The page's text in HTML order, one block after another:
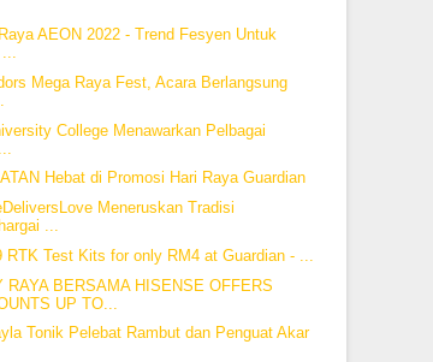
AEON 2022 - Trend Fesyen Untuk
Mega Raya Fest, Acara Berlangsung
College Menawarkan Pelbagai
Hebat di Promosi Hari Raya Guardian
Meneruskan Tradisi
...
RTK Test Kits for only RM4 at Guardian - ...
RAYA BERSAMA HISENSE OFFERS
UP TO...
Tonik Pelebat Rambut dan Penguat Akar